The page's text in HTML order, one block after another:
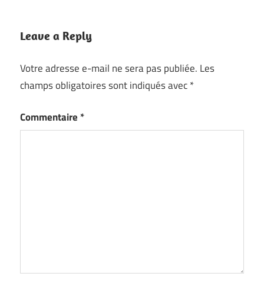
Leave a Reply
Votre adresse e-mail ne sera pas publiée. Les
champs obligatoires sont indiqués avec*
Commentaire *